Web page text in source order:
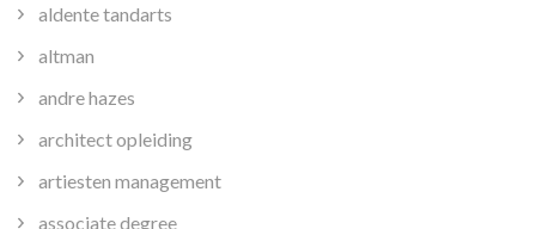
aldente tandarts
altman
andre hazes
architect opleiding
artiesten management
associate degree